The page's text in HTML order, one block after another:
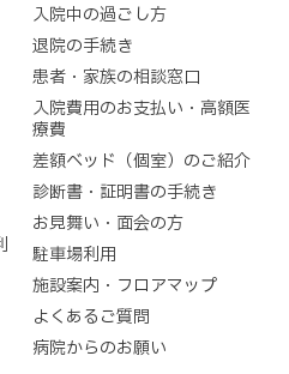
入院中の過ごし方
退院の手続き
患者・家族の相談窓口
入院費用のお支払い・高額医
療費
差額ベッド（個室）のご紹介
診断書・証明書の手続き
お見舞い・面会の方
駐車場利用
施設案内・フロアマップ
よくあるご質問
病院からのお願い